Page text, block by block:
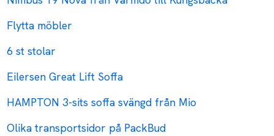
Flytta möbler
6 st stolar
Eilersen Great Lift Soffa
HAMPTON 3-sits soffa svängd från Mio
Olika transportsidor på PackBud